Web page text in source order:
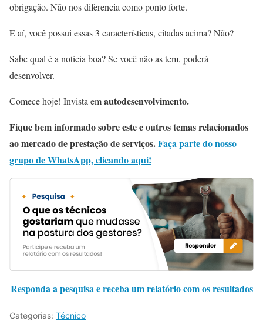
obrigação. Não nos diferencia como ponto forte.
E aí, você possui essas 3 características, citadas acima? Não?
Sabe qual é a notícia boa? Se você não as tem, poderá
desenvolver.
Comece hoje! Invista emautodesenvolvimento.
Fique bem informado sobre este e outros temas relacionados
ao mercado de prestação de serviços.Faça parte do nosso
grupo de WhatsApp, clicando aqui!
Responda a pesquisa e receba um relatório com os resultados
Categorias: Técnico